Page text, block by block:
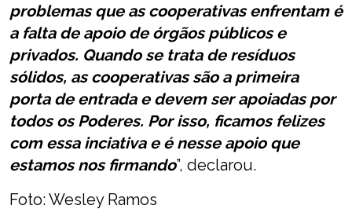
problemas que as cooperativas enfrentam é
a falta de apoio de órgãos públicos e
privados. Quando se trata de resíduos
sólidos, as cooperativas são a primeira
porta de entrada e devem ser apoiadas por
todos os Poderes. Por isso, ficamos felizes
com essa inciativa e é nesse apoio que
estamos nos firmando”, declarou.
Foto: Wesley Ramos